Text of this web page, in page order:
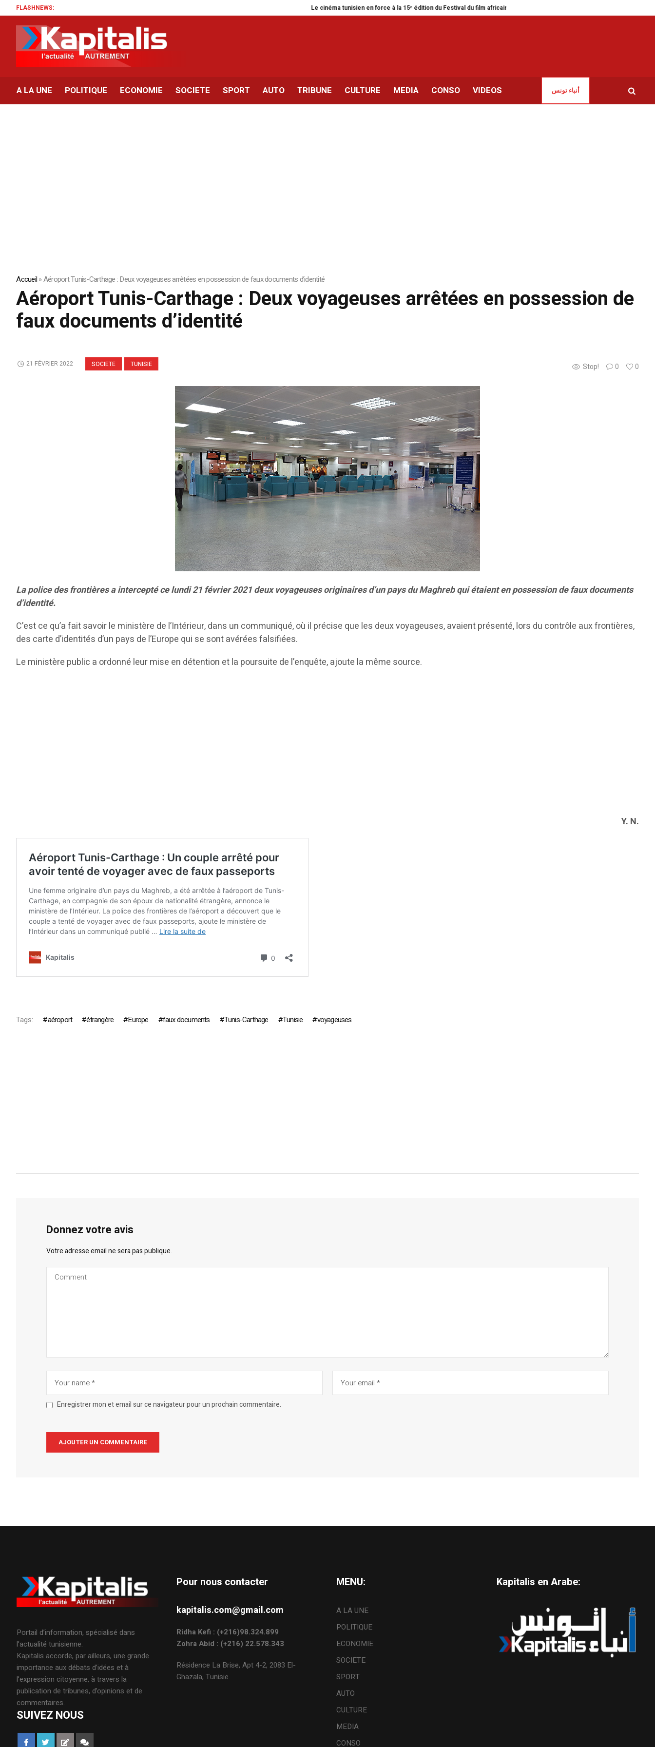
FLASHNEWS: Le cinéma tunisien en force à la 15ᵉ édition du Festival du film africain de Louxor
A LA UNE POLITIQUE ECONOMIE SOCIETE SPORT AUTO TRIBUNE CULTURE MEDIA CONSO VIDEOS أنباء تونس
Accueil»Aéroport Tunis-Carthage : Deux voyageuses arrêtées en possession de faux documents d’identité
Aéroport Tunis-Carthage : Deux voyageuses arrêtées en possession de
faux documents d’identité
SOCIETE TUNISIE Stop! 0 0
21 FÉVRIER 2022
La police des frontières a intercepté ce lundi 21 février 2021 deux voyageuses originaires d’un pays du Maghreb qui étaient en possession de faux documents
d’identité.
C’est ce qu’a fait savoir le ministère de l’Intérieur, dans un communiqué, où il précise que les deux voyageuses, avaient présenté, lors du contrôle aux frontières,
des carte d’identités d’un pays de l’Europe qui se sont avérées falsifiées.
Le ministère public a ordonné leur mise en détention et la poursuite de l’enquête, ajoute la même source.
Y. N.
Tags: aéroport étrangère Europe faux documents Tunis-Carthage Tunisie voyageuses
Donnez votre avis
Votre adresse email ne sera pas publique.
Enregistrer mon et email sur ce navigateur pour un prochain commentaire.
Portail d’information, spécialisé dans
l’actualité tunisienne.
Kapitalis accorde, par ailleurs, une grande
importance aux débats d’idées et à
l’expression citoyenne, à travers la
publication de tribunes, d’opinions et de
commentaires.
SUIVEZ NOUS
Pour nous contacter
kapitalis.com@gmail.com
Ridha Kefi : (+216)98.324.899
Zohra Abid : (+216) 22.578.343
Résidence La Brise, Apt 4-2, 2083 El-
Ghazala, Tunisie.
MENU:
A LA UNE
POLITIQUE
ECONOMIE
SOCIETE
SPORT
AUTO
CULTURE
MEDIA
CONSO
Kapitalis en Arabe: